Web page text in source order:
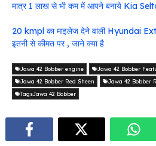
मात्र 1 लाख से भी कम में आपने बनाये Kia
20 kmpl का माइलेज देने वाली Hyundai
इतनी से कीमत पर , जाने क्या है
Jawa 42 Bobber engine Jawa 42 Bobber
Jawa 42 Bobber Red Sheen
Jawa 42 Bobber
TagsJawa 42 Bobber